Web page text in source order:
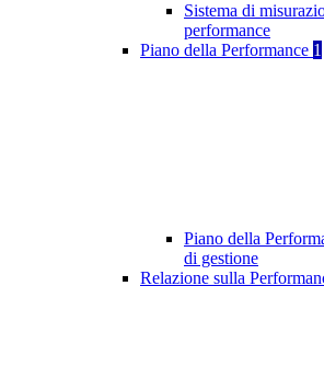
Sistema di
performance
Piano della Performance 1
Piano della
di gestione
Relazione sulla